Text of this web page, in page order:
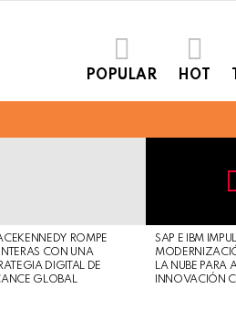
POPULAR HOT
ROMPE
CON UNA
DIGITAL DE
GLOBAL
Safe
For
Work
view
this
post
SAP E IBM
LA NUBE PARA
INNOVACIÓN